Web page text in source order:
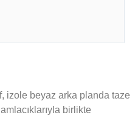
izole beyaz arka planda taze
birlikte